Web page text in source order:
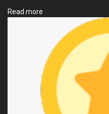
Read more